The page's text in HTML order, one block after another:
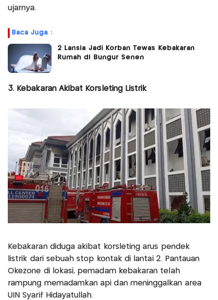
ujarnya.
Baca Juga :
2 Lansia Jadi Korban Tewas Kebakaran
Rumah di Bungur Senen
3. Kebakaran Akibat Korsleting Listrik
Kebakaran diduga akibat korsleting arus pendek
listrik dari sebuah stop kontak di lantai 2. Pantauan
Okezone di lokasi, pemadam kebakaran telah
rampung memadamkan api dan meninggalkan area
UIN Syarif Hidayatullah.